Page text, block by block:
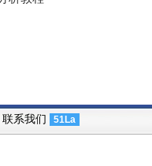
联系我们 51La